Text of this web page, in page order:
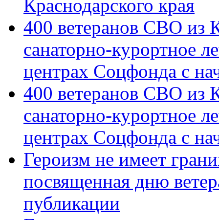
Краснодарского края
400 ветеранов СВО из
санаторно-курортное
центрах Соцфонда с
400 ветеранов СВО из
санаторно-курортное
центрах Соцфонда с
Героизм не имеет
посвященная дню
публикации